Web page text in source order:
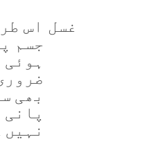
غسل اس
جسم
بھی